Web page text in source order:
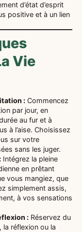
d’état d’esprit
positive et à un lien
Vie
: Commencez
par jour, en
au fur et à
à l’aise. Choisissez
sur votre
sans les juger.
Intégrez la pleine
en prêtant
vous mangiez, que
simplement assis,
à vos sensations
: Réservez du
réflexion ou la